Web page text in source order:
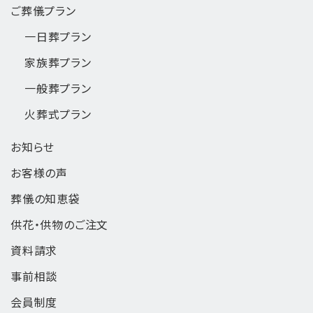
ご葬儀プラン
一日葬プラン
家族葬プラン
一般葬プラン
火葬式プラン
お知らせ
お客様の声
葬儀の知恵袋
供花・供物のご注文
資料請求
事前相談
会員制度